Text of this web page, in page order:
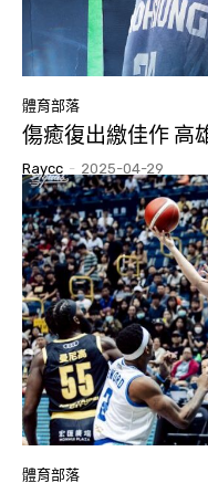
體育部落
傷癒復出繳佳作 高
Raycc - 2025-04-29
體育部落